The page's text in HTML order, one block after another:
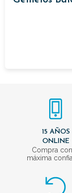
15 AÑOS
ONLINE
Compra
máxima